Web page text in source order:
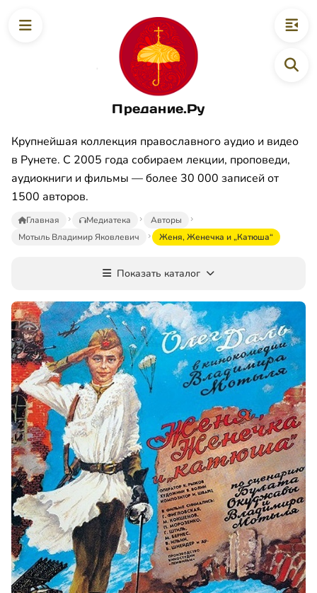
Предание.Ру
Крупнейшая коллекция православного аудио и видео
в Рунете. С 2005 года собираем лекции, проповеди,
аудиокниги и фильмы — более 30 000 записей от
1500 авторов.
Главная Медиатека
Авторы
Мотыль Владимир Яковлевич
Женя, Женечка и „Катюша“
Показать каталог